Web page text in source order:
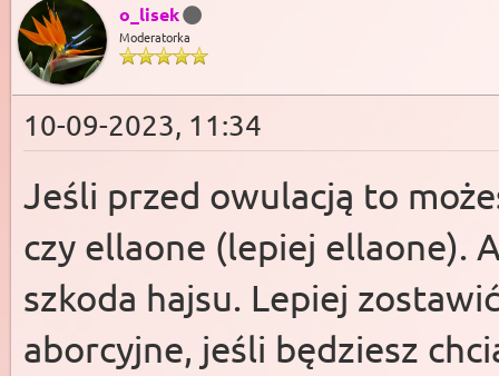
o_lisek
Moderatorka
10-09-2023, 11:34
Jeśli przed owulacją to
czy ellaone (lepiej ellaone).
szkoda hajsu. Lepiej
aborcyjne, jeśli będziesz